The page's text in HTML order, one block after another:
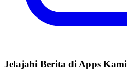
Jelajahi Berita di Apps Kami